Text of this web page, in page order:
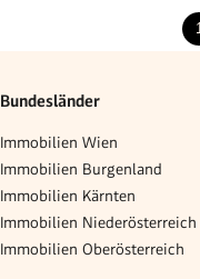
Bundesländer
Immobilien Wien
Immobilien Burgenland
Immobilien Kärnten
Immobilien Niederösterreich
Immobilien Oberösterreich